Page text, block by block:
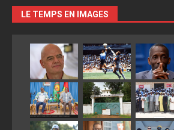
LE TEMPS EN IMAGES